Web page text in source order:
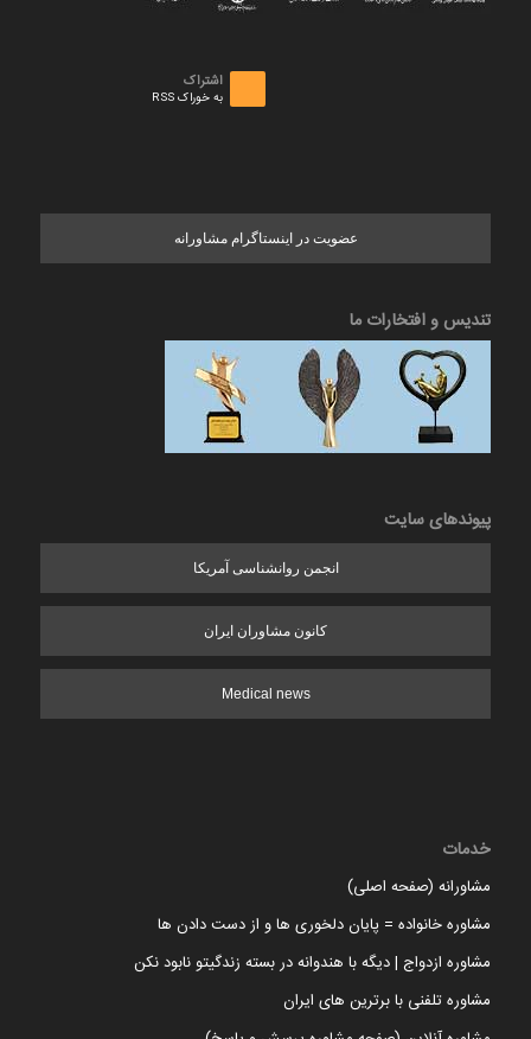
اشتراک
به خوراک RSS
عضویت در اینستاگرام مشاورانه
تندیس و افتخارات ما
پیوندهای سایت
انجمن روانشناسی آمریکا
کانون مشاوران ایران
Medical news
خدمات
مشاورانه (صفحه اصلی)
مشاوره خانواده = پایان دلخوری ها و از دست دادن ها
مشاوره ازدواج | دیگه با هندوانه در بسته زندگیتو نابود نکن
مشاوره تلفنی با برترین های ایران